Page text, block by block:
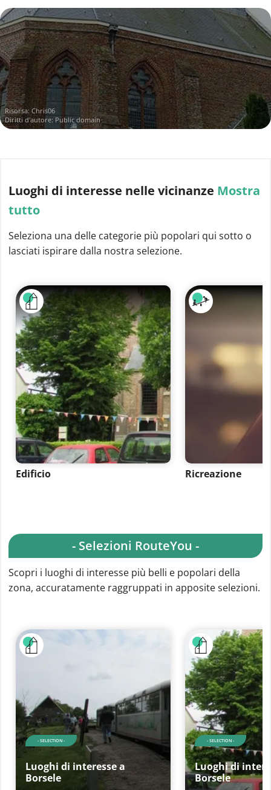
Risorsa: Chris06
Diritti d'autore: Public domain
Luoghi di interesse nelle vicinanze Mostra
tutto
Seleziona una delle categorie più popolari qui sotto o
lasciati ispirare dalla nostra selezione.
Edificio Ricreazione
- Selezioni RouteYou -
Scopri i luoghi di interesse più belli e popolari della
zona, accuratamente raggruppati in apposite selezioni.
- SELECTION -
Luoghi di interesse a
Borsele
- SELECTION -
Luoghi di
Borsele